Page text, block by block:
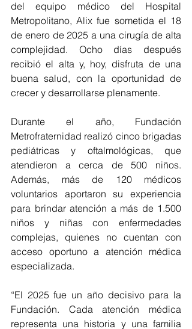
del equipo médico del Hospital
Metropolitano, Alix fue sometida el 18
de enero de 2025 a una cirugía de alta
complejidad. Ocho días después
recibió el alta y, hoy, disfruta de una
buena salud, con la oportunidad de
crecer y desarrollarse plenamente.
Durante el año, Fundación
Metrofraternidad realizó cinco brigadas
pediátricas y oftalmológicas, que
atendieron a cerca de 500 niños.
Además, más de 120 médicos
voluntarios aportaron su experiencia
para brindar atención a más de 1.500
niños y niñas con enfermedades
complejas, quienes no cuentan con
acceso oportuno a atención médica
especializada.
“El 2025 fue un año decisivo para la
Fundación. Cada atención médica
representa una historia y una familia